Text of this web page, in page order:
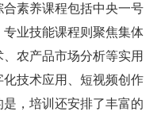
素养课程包括中央一号
业技能课程则聚焦集体
农产品市场分析等实用
技术应用、短视频创作
，培训还安排了丰富的